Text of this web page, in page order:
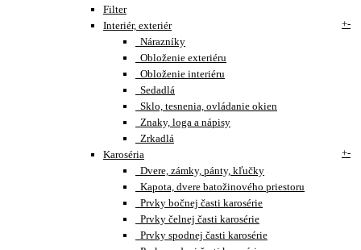
Filter
Interiér, exteriér
+-
Nárazníky
Obloženie exteriéru
Obloženie interiéru
Sedadlá
Sklo, tesnenia, ovládanie okien
Znaky, loga a nápisy
Zrkadlá
Karoséria
+-
Dvere, zámky, pánty, kľučky
Kapota, dvere batožinového priestoru
Prvky bočnej časti karosérie
Prvky čelnej časti karosérie
Prvky spodnej časti karosérie